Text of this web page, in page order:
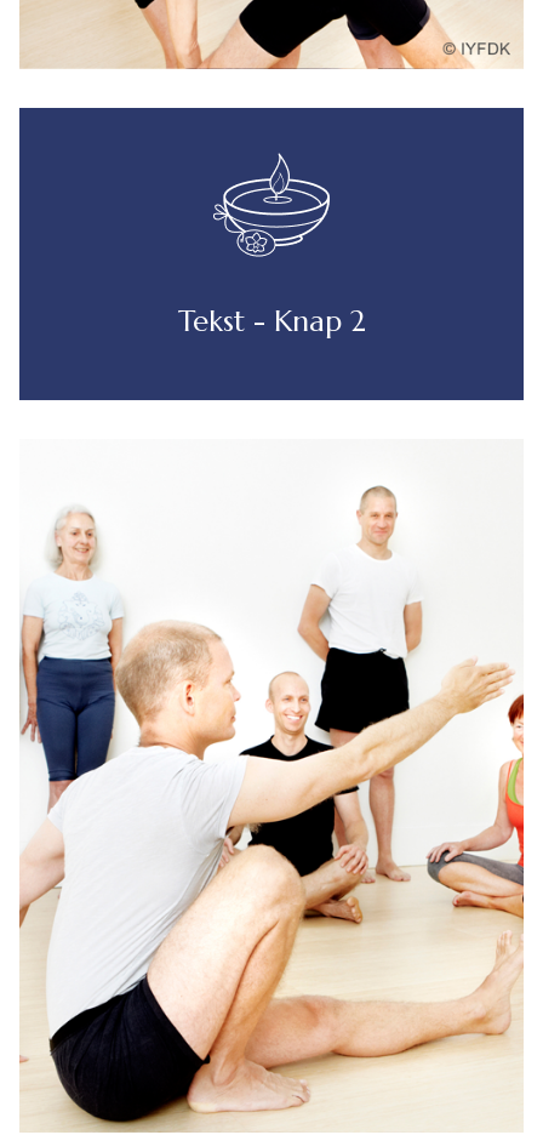
Tekst - Knap 2